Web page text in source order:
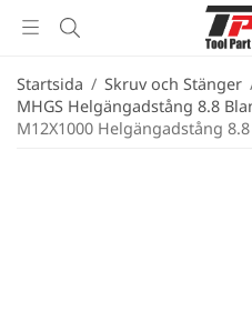
Startsida / Skruv och Stänger
MHGS Helgängadstång 8.8
M12X1000 Helgängadstång